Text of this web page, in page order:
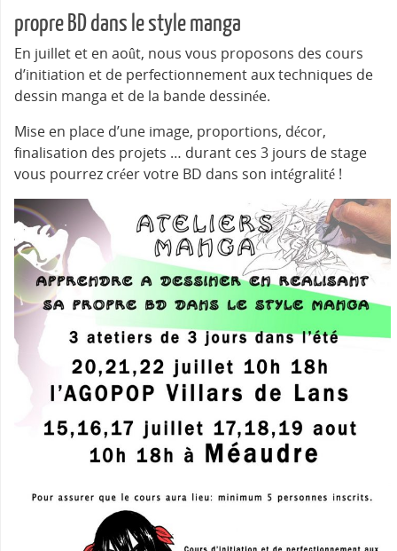
propre BD dans le style manga
En juillet et en août, nous vous proposons des cours
d’initiation et de perfectionnement aux techniques de
dessin manga et de la bande dessinée.
Mise en place d’une image, proportions, décor,
finalisation des projets … durant ces 3 jours de stage
vous pourrez créer votre BD dans son intégralité !